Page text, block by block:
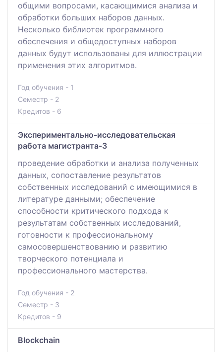
общими вопросами, касающимися анализа и
обработки больших наборов данных.
Несколько библиотек программного
обеспечения и общедоступных наборов
данных будут использованы для иллюстрации
применения этих алгоритмов.
Год обучения - 1
Семестр - 2
Кредитов - 6
Экспериментально-исследовательская
работа магистранта-3
проведение обработки и анализа полученных
данных, сопоставление результатов
собственных исследований с имеющимися в
литературе данными; обеспечение
способности критического подхода к
результатам собственных исследований,
готовности к профессиональному
самосовершенствованию и развитию
творческого потенциала и
профессионального мастерства.
Год обучения - 2
Семестр - 3
Кредитов - 9
Blockchain